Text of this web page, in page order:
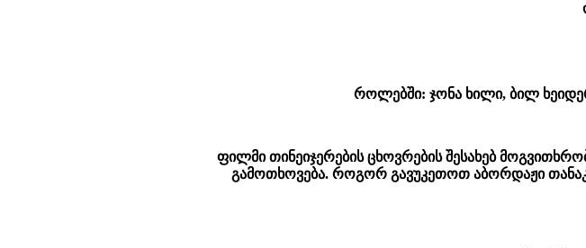
როლებში: ჯონა ხილი, ბილ
ფილმი თინეიჯერების ცხოვრების შესახებ
გამოთხოვება. როგორ გავუკეთოთ აბორდაჟი